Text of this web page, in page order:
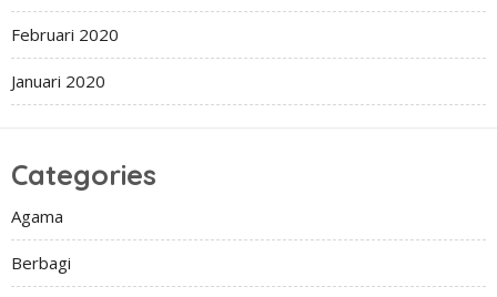
Februari 2020
Januari 2020
Categories
Agama
Berbagi